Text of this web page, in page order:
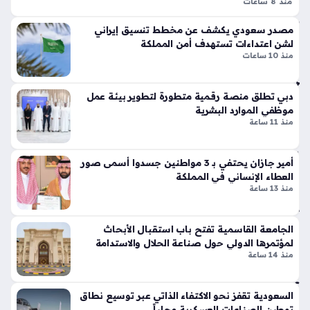
س
وبر
سب
س
تك
سر
عد
الت
ص
مي
م
الت
قلي
دي
سا
ت
وج
ما
عة
الح
ي
منذ
31
قة
تح
ال
ف
ع
س
ي
ثلاث
منطقة نجران يوم الخميس الموافق السادس من أغسطس عام
ألفين وستة وعشرين، حيث أكد اللواء تركي المالكي أن هذه الأفعال…
مصدر سعودي يكشف عن مخطط تنسيق إيراني
لشن اعتداءات تستهدف أمن المملكة
منذ 10 ساعات
دبي تطلق منصة رقمية متطورة لتطوير بيئة عمل
موظفي الموارد البشرية
منذ 11 ساعة
أمير جازان يحتفي بـ 3 مواطنين جسدوا أسمى صور
العطاء الإنساني في المملكة
منذ 13 ساعة
الجامعة القاسمية تفتح باب استقبال الأبحاث
لمؤتمرها الدولي حول صناعة الحلال والاستدامة
منذ 14 ساعة
السعودية تقفز نحو الاكتفاء الذاتي عبر توسيع نطاق